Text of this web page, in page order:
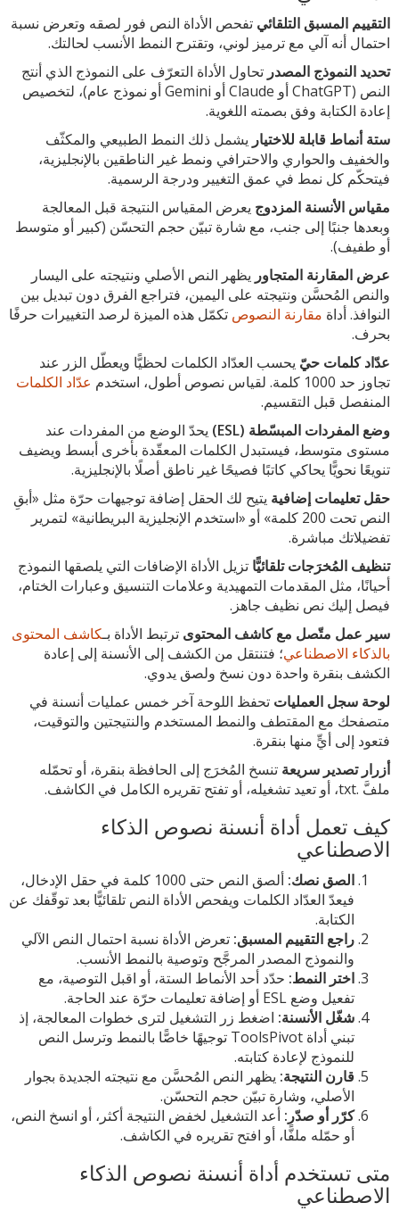
التقييم المسبق التلقائي تفحص الأداة النص فور لصقه وتعرض نسبة
احتمال أنه آلي مع ترميز لوني، وتقترح النمط الأنسب لحالتك.
تحديد النموذج المصدر تحاول الأداة التعرّف على النموذج الذي أنتج
النص (ChatGPT أو Claude أو Gemini أو نموذج عام)، لتخصيص
إعادة الكتابة وفق بصمته اللغوية.
ستة أنماط قابلة للاختيار يشمل ذلك النمط الطبيعي والمكثّف
والخفيف والحواري والاحترافي ونمط غير الناطقين بالإنجليزية،
فيتحكّم كل نمط في عمق التغيير ودرجة الرسمية.
مقياس الأنسنة المزدوج يعرض المقياس النتيجة قبل المعالجة
وبعدها جنبًا إلى جنب، مع شارة تبيّن حجم التحسّن (كبير أو متوسط
أو طفيف).
عرض المقارنة المتجاور يظهر النص الأصلي ونتيجته على اليسار
والنص المُحسَّن ونتيجته على اليمين، فتراجع الفرق دون تبديل بين
النوافذ. أداة مقارنة النصوص تكمّل هذه الميزة لرصد التغييرات حرفًا
بحرف.
عدّاد كلمات حيّ يحسب العدّاد الكلمات لحظيًّا ويعطّل الزر عند
تجاوز حد 1000 كلمة. لقياس نصوص أطول، استخدم
عدّاد الكلمات
المنفصل قبل التقسيم.
وضع المفردات المبسّطة (ESL)
يحدّ الوضع من المفردات عند
مستوى متوسط، فيستبدل الكلمات المعقّدة بأخرى أبسط ويضيف
تنويعًا نحويًّا يحاكي كاتبًا فصيحًا غير ناطق أصلًا بالإنجليزية.
حقل تعليمات إضافية يتيح لك الحقل إضافة توجيهات حرّة مثل «أبقِ
النص تحت 200 كلمة» أو «استخدم الإنجليزية البريطانية» لتمرير
تفضيلاتك مباشرة.
تنظيف المُخرَجات تلقائيًّا تزيل الأداة الإضافات التي يلصقها النموذج
أحيانًا، مثل المقدمات التمهيدية وعلامات التنسيق وعبارات الختام،
فيصل إليك نص نظيف جاهز.
سير عمل متّصل مع كاشف المحتوى ترتبط الأداة بـكاشف المحتوى
بالذكاء الاصطناعي؛ فتنتقل من الكشف إلى الأنسنة إلى إعادة
الكشف بنقرة واحدة دون نسخ ولصق يدوي.
لوحة سجل العمليات تحفظ اللوحة آخر خمس عمليات أنسنة في
متصفحك مع المقتطف والنمط المستخدم والنتيجتين والتوقيت،
فتعود إلى أيٍّ منها بنقرة.
أزرار تصدير سريعة تنسخ المُخرَج إلى الحافظة بنقرة، أو تحمّله
ملفَّ .txt، أو تعيد تشغيله، أو تفتح تقريره الكامل في الكاشف.
كيف تعمل أداة أنسنة نصوص الذكاء
الاصطناعي
الصق نصك:
ألصق النص حتى 1000 كلمة في حقل الإدخال،
فيعدّ العدّاد الكلمات ويفحص الأداة النص تلقائيًّا بعد توقّفك عن
الكتابة.
راجع التقييم المسبق: تعرض الأداة نسبة احتمال النص الآلي
والنموذج المصدر المرجَّح وتوصية بالنمط الأنسب.
اختر النمط: حدّد أحد الأنماط الستة، أو اقبل التوصية، مع
تفعيل وضع ESL أو إضافة تعليمات حرّة عند الحاجة.
شغّل الأنسنة: اضغط زر التشغيل لترى خطوات المعالجة، إذ
تبني أداة ToolsPivot توجيهًا خاصًّا بالنمط وترسل النص
للنموذج لإعادة كتابته.
قارن النتيجة: يظهر النص المُحسَّن مع نتيجته الجديدة بجوار
الأصلي، وشارة تبيّن حجم التحسّن.
كرّر أو صدّر: أعد التشغيل لخفض النتيجة أكثر، أو انسخ النص،
أو حمّله ملفًّا، أو افتح تقريره في الكاشف.
متى تستخدم أداة أنسنة نصوص الذكاء
الاصطناعي